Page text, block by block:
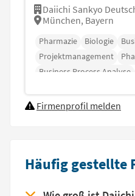
Daiichi Sankyo
München, Bayern
Pharmazie Biologie
Projektmanagement
Business Process Analyse
Firmenprofil melden
Häufig gestellte